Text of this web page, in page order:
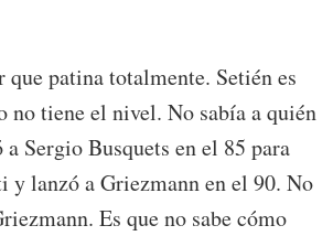
que patina totalmente. Setién es
no tiene el nivel. No sabía a quién
Sergio Busquets en el 85 para
y lanzó a Griezmann en el 90. No
Es que no sabe cómo